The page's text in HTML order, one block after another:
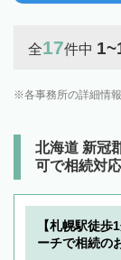
全17件中
各事務所の詳細情
北海道 新冠
可で相続対
【札幌駅徒
ーチで相続の